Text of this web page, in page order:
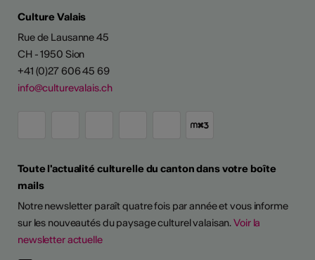
Culture Valais
Rue de Lausanne 45
CH - 1950 Sion
+41 (0)27 606 45 69
info@culturevalais.ch
Toute l'actualité culturelle du canton dans votre boîte
mails
Notre newsletter paraît quatre fois par année et vous informe
sur les nouveautés du paysage culturel valaisan.Voir la
newsletter actuelle